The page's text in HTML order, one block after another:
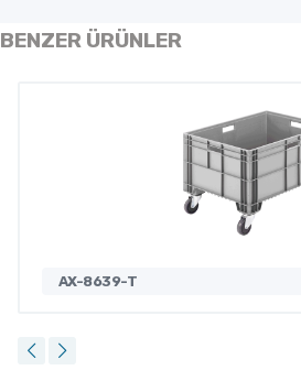
BENZER ÜRÜNLER
AX-8639-T